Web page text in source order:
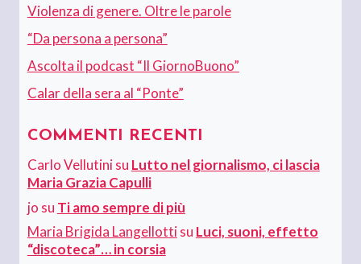
Violenza di genere. Oltre le parole
“Da persona a persona”
Ascolta il podcast “Il GiornoBuono”
Calar della sera al “Ponte”
COMMENTI RECENTI
Carlo Vellutinisu Lutto nel giornalismo, ci lascia
Maria Grazia Capulli
jo su Ti amo sempre di più
Maria Brigida Langellottisu Luci, suoni, effetto
“discoteca”… in corsia